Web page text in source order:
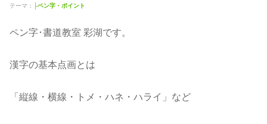
テーマ：
├ペン字・ポイント
ペン字･書道教室 彩湖です。
漢字の基本点画とは
「縦線・横線・トメ・ハネ・ハライ」など